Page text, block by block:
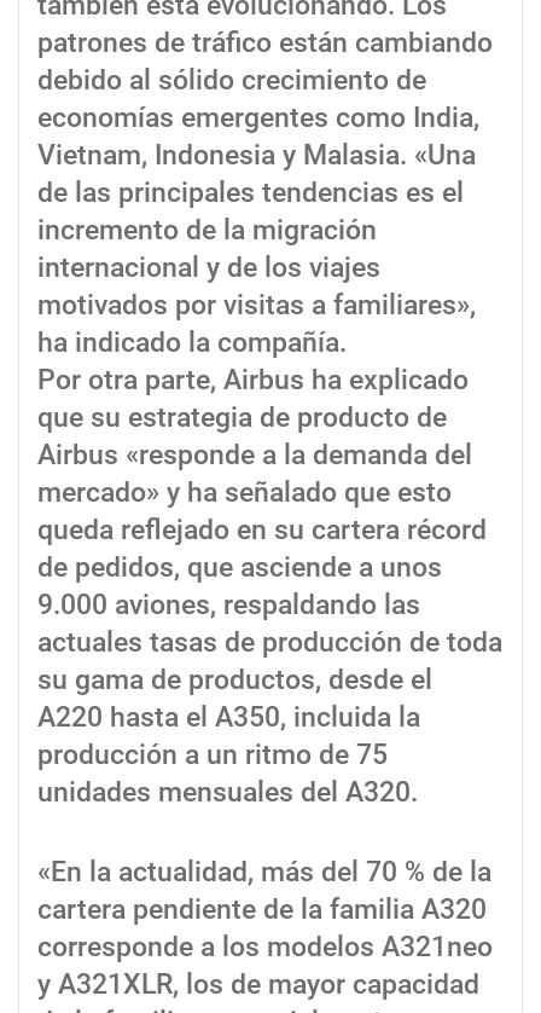
patrones de tráfico están cambiando
debido al sólido crecimiento de
economías emergentes como India,
Vietnam, Indonesia y Malasia. «Una
de las principales tendencias es el
incremento de la migración
internacional y de los viajes
motivados por visitas a familiares»,
ha indicado la compañía.
Por otra parte, Airbus ha explicado
que su estrategia de producto de
Airbus «responde a la demanda del
mercado» y ha señalado que esto
queda reflejado en su cartera récord
de pedidos, que asciende a unos
9.000 aviones, respaldando las
actuales tasas de producción de toda
su gama de productos, desde el
A220 hasta el A350, incluida la
producción a un ritmo de 75
unidades mensuales del A320.
«En la actualidad, más del 70 % de la
cartera pendiente de la familia A320
corresponde a los modelos A321neo
y A321XLR, los de mayor capacidad